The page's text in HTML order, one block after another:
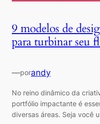
9 modelos de
para turbinar seu
—porandy
No reino dinâmico da
portfólio impactante é
diversas áreas. Seja você